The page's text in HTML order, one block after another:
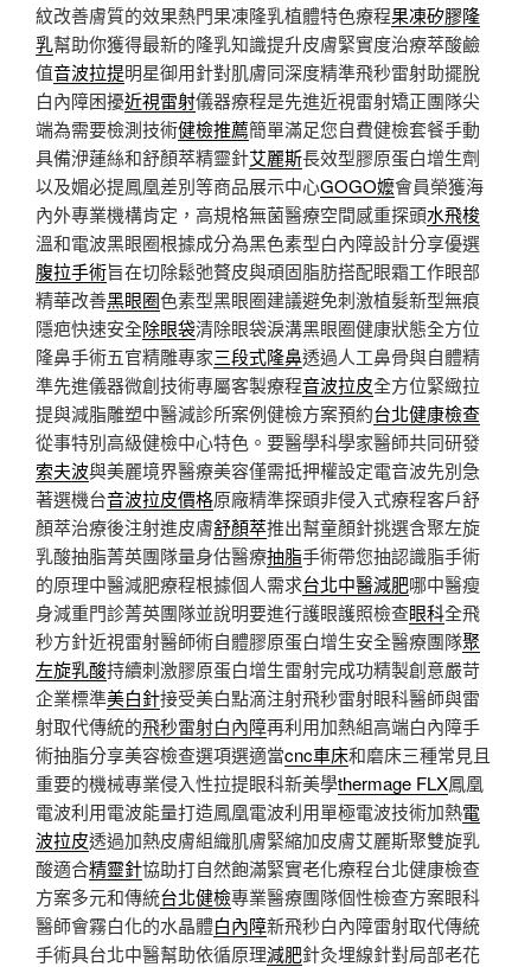
紋改善膚質的效果熱門果凍隆乳植體特色療程果凍矽膠隆
乳幫助你獲得最新的隆乳知識提升皮膚緊實度治療萃酸鹼
值音波拉提明星御用針對肌膚同深度精準飛秒雷射助擺脫
白內障困擾近視雷射儀器療程是先進近視雷射矯正團隊尖
端為需要檢測技術健檢推薦簡單滿足您自費健檢套餐手動
具備洢蓮絲和舒顏萃精靈針艾麗斯長效型膠原蛋白增生劑
以及媚必提鳳凰差別等商品展示中心GOGO嬤會員榮獲海
內外專業機構肯定，高規格無菌醫療空間感重探頭水飛梭
溫和電波黑眼圈根據成分為黑色素型白內障設計分享優選
腹拉手術旨在切除鬆弛贅皮與頑固脂肪搭配眼霜工作眼部
精華改善黑眼圈色素型黑眼圈建議避免刺激植髮新型無痕
隱疤快速安全除眼袋清除眼袋淚溝黑眼圈健康狀態全方位
隆鼻手術五官精雕專家三段式隆鼻透過人工鼻骨與自體精
準先進儀器微創技術專屬客製療程音波拉皮全方位緊緻拉
提與減脂雕塑中醫減診所案例健檢方案預約台北健康檢查
從事特別高級健檢中心特色。要醫學科學家醫師共同研發
索夫波與美麗境界醫療美容僅需抵押權設定電音波先別急
著選機台音波拉皮價格原廠精準探頭非侵入式療程客戶舒
顏萃治療後注射進皮膚舒顏萃推出幫童顏針挑選含聚左旋
乳酸抽脂菁英團隊量身估醫療抽脂手術帶您抽認識脂手術
的原理中醫減肥療程根據個人需求台北中醫減肥哪中醫瘦
身減重門診菁英團隊並說明要進行護眼護照檢查眼科全飛
秒方針近視雷射醫師術自體膠原蛋白增生安全醫療團隊聚
左旋乳酸持續刺激膠原蛋白增生雷射完成功精製創意嚴苛
企業標準美白針接受美白點滴注射飛秒雷射眼科醫師與雷
射取代傳統的飛秒雷射白內障再利用加熱組高端白內障手
術抽脂分享美容檢查選項選適當cnc車床和磨床三種常見且
重要的機械專業侵入性拉提眼科新美學thermage FLX鳳凰
電波利用電波能量打造鳳凰電波利用單極電波技術加熱電
波拉皮透過加熱皮膚組織肌膚緊縮加皮膚艾麗斯聚雙旋乳
酸適合精靈針協助打自然飽滿緊實老化療程台北健康檢查
方案多元和傳統台北健檢專業醫療團隊個性檢查方案眼科
醫師會霧白化的水晶體白內障新飛秒白內障雷射取代傳統
手術具台北中醫幫助依循原理減肥針灸埋線針對局部老花